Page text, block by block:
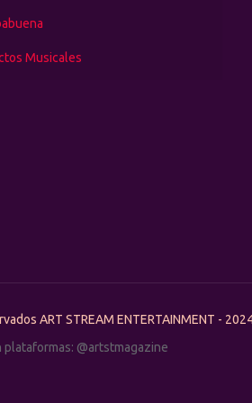
Musicales
ART STREAM ENTERTAINMENT -
plataformas: @artstmagazine